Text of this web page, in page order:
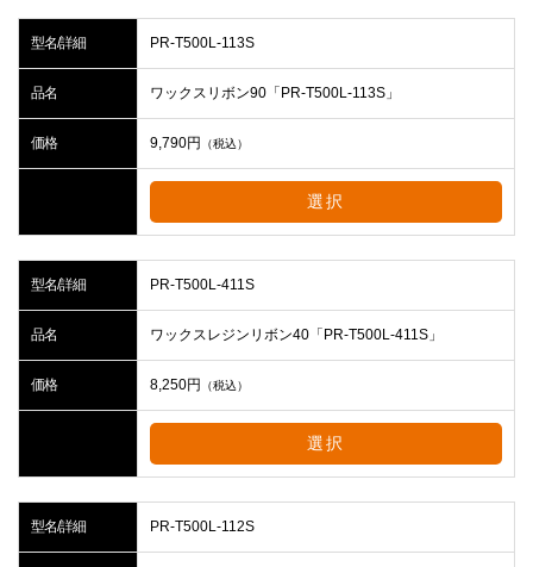
型名/詳細 PR-T500L-113S
品名 ワックスリボン90「PR-T500L-113S」
価格 9,790円 （税込）
選択
型名/詳細 PR-T500L-411S
品名 ワックスレジンリボン40「PR-T500L-411S」
価格 8,250円 （税込）
選択
型名/詳細 PR-T500L-112S